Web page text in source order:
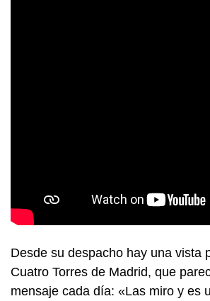
Desde su despacho hay una vista
Cuatro Torres de Madrid, que
mensaje cada día: «Las miro y es